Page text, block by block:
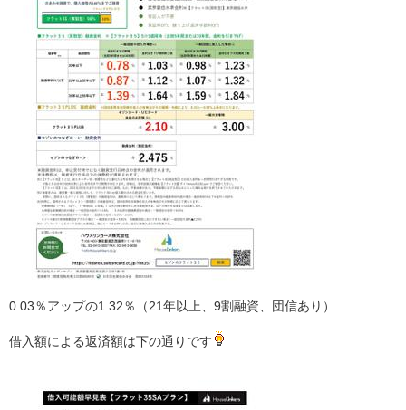
0.03％アップの1.32％（21年以上、9割融資、団信あり）
借入額による返済額は下の通りです